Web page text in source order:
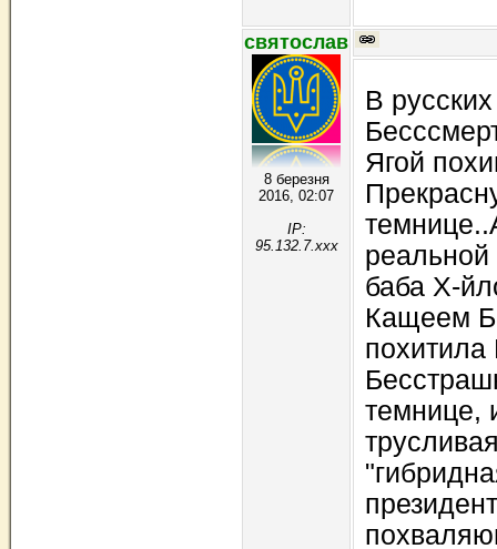
святослав
8 березня
2016, 02:07
IP:
95.132.7.xxx
В
Ягой
реальной
баба Х-
Кащеем
темнице,